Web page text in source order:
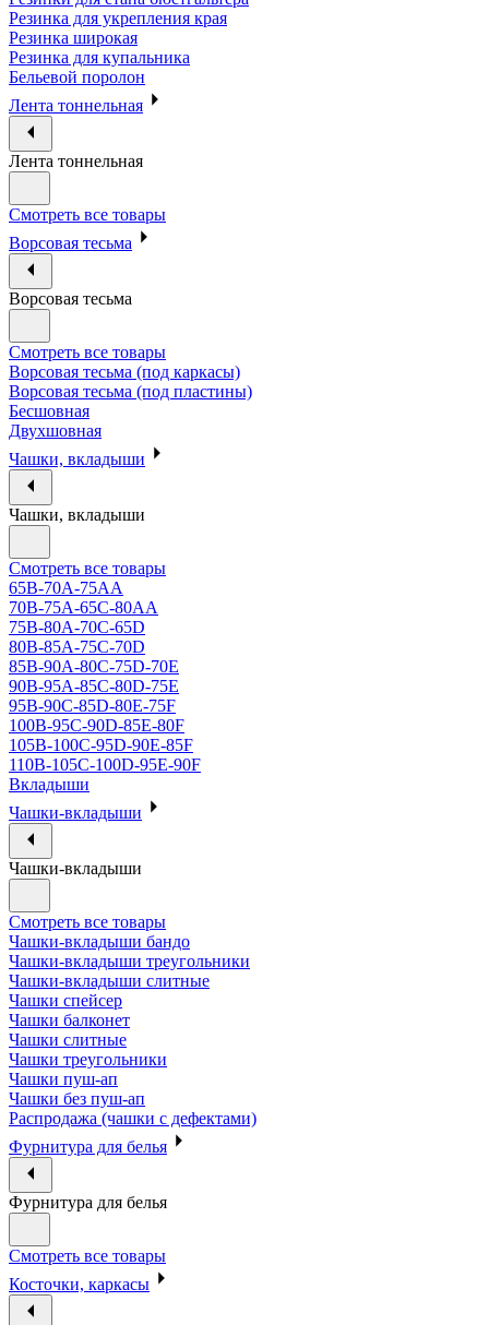
Резинка для укрепления края
Резинка широкая
Резинка для купальника
Бельевой поролон
Лента тоннельная
Лента тоннельная
Смотреть все товары
Ворсовая тесьма
Ворсовая тесьма
Смотреть все товары
Ворсовая тесьма (под каркасы)
Ворсовая тесьма (под пластины)
Бесшовная
Двухшовная
Чашки, вкладыши
Чашки, вкладыши
Смотреть все товары
65B-70A-75АА
70В-75А-65С-80АА
75В-80А-70С-65D
80В-85А-75С-70D
85В-90А-80С-75D-70E
90B-95A-85C-80D-75E
95B-90C-85D-80E-75F
100B-95C-90D-85E-80F
105B-100C-95D-90E-85F
110B-105C-100D-95E-90F
Вкладыши
Чашки-вкладыши
Чашки-вкладыши
Смотреть все товары
Чашки-вкладыши бандо
Чашки-вкладыши треугольники
Чашки-вкладыши слитные
Чашки спейсер
Чашки балконет
Чашки слитные
Чашки треугольники
Чашки пуш-ап
Чашки без пуш-ап
Распродажа (чашки с дефектами)
Фурнитура для белья
Фурнитура для белья
Смотреть все товары
Косточки, каркасы